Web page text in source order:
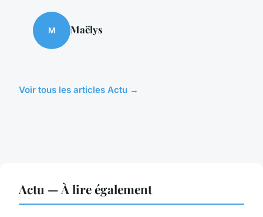
M Maëlys
Voir tous les articles Actu →
Actu — À lire également